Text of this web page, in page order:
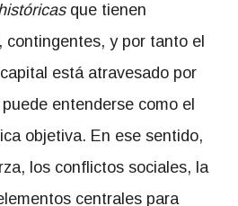
que tienen
contingentes, y por tanto el
está atravesado por
entenderse como el
objetiva. En ese sentido,
los conflictos sociales, la
centrales para